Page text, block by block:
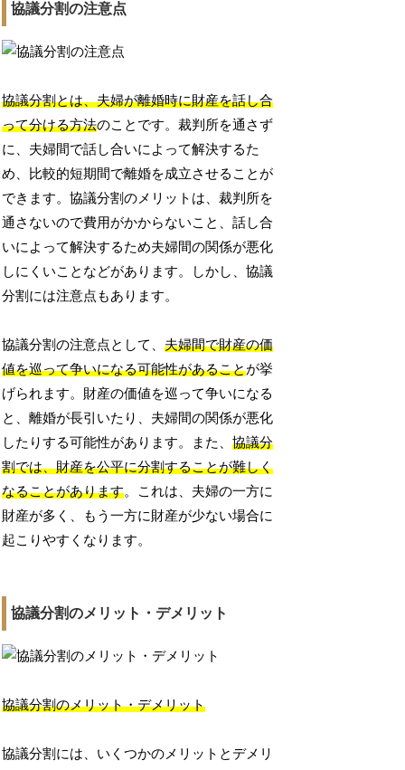
協議分割の注意点
協議分割とは、夫婦が離婚時に財産を話し合
って分ける方法のことです。裁判所を通さず
に、夫婦間で話し合いによって解決するた
め、比較的短期間で離婚を成立させることが
できます。協議分割のメリットは、裁判所を
通さないので費用がかからないこと、話し合
いによって解決するため夫婦間の関係が悪化
しにくいことなどがあります。しかし、協議
分割には注意点もあります。
協議分割の注意点として、夫婦間で財産の価
値を巡って争いになる可能性があることが挙
げられます。財産の価値を巡って争いになる
と、離婚が長引いたり、夫婦間の関係が悪化
したりする可能性があります。また、協議分
割では、財産を公平に分割することが難しく
なることがあります。これは、夫婦の一方に
財産が多く、もう一方に財産が少ない場合に
起こりやすくなります。
協議分割のメリット・デメリット
協議分割のメリット・デメリット
協議分割には、いくつかのメリットとデメリ